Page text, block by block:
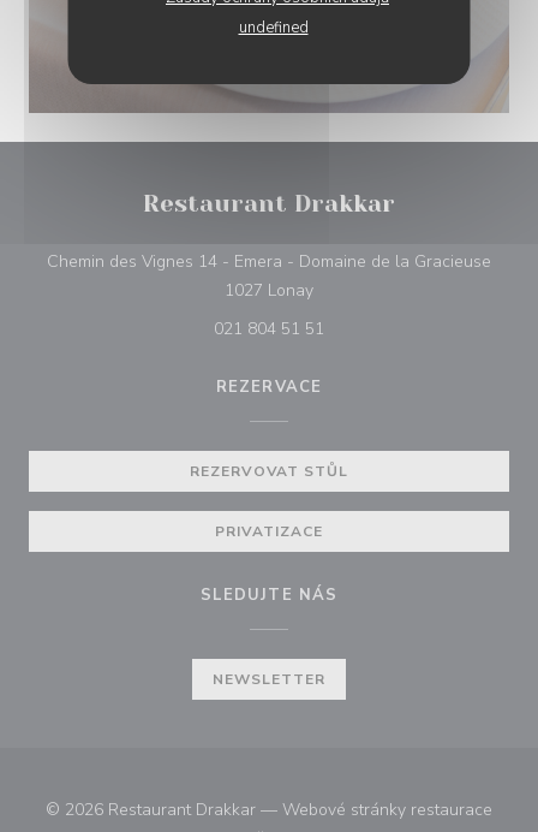
undefined
Restaurant Drakkar
Chemin des Vignes 14 - Emera - Domaine de la Gracieuse
1027 Lonay((otevře se v novém okně))
021 804 51 51
REZERVACE
REZERVOVAT STŮL
PRIVATIZACE
SLEDUJTE NÁS
NEWSLETTER
© 2026 Restaurant Drakkar — Webové stránky restaurace